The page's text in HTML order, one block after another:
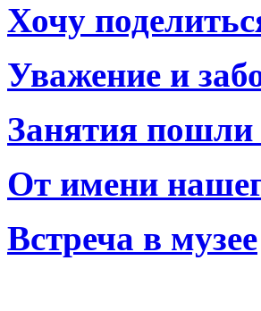
Хочу
Уважение и
Занятия пошли
От имени
Встреча в музее